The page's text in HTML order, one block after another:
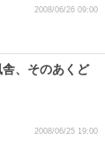
2008/06/26 09:00
、そのあくど
2008/06/25 19:00